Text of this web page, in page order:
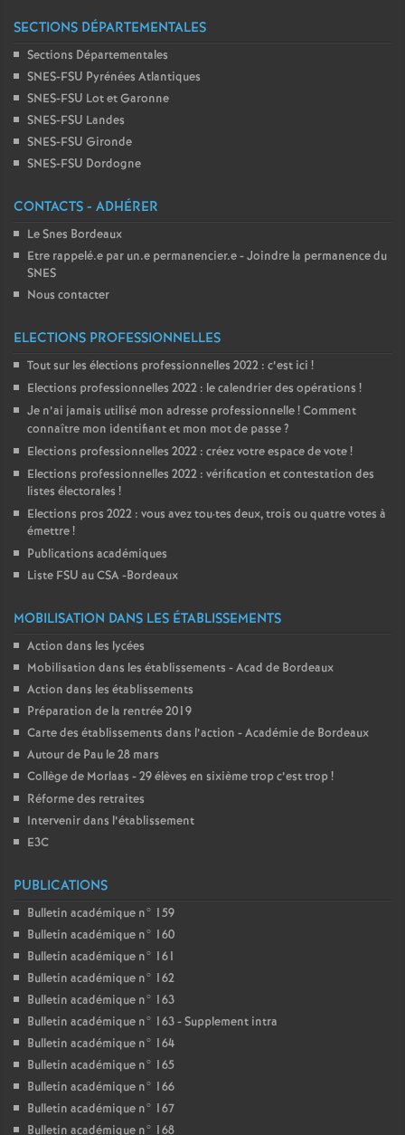
SECTIONS DÉPARTEMENTALES
Sections Départementales
SNES-FSU Pyrénées Atlantiques
SNES-FSU Lot et Garonne
SNES-FSU Landes
SNES-FSU Gironde
SNES-FSU Dordogne
CONTACTS - ADHÉRER
Le Snes Bordeaux
Etre rappelé.e par un.e permanencier.e - Joindre la permanence du
SNES
Nous contacter
ELECTIONS PROFESSIONNELLES
Tout sur les élections professionnelles 2022 : c’est ici !
Elections professionnelles 2022 : le calendrier des opérations !
Je n’ai jamais utilisé mon adresse professionnelle! Comment
connaître mon identifiant et mon mot de passe?
Elections professionnelles 2022 : créez votre espace de vote!
Elections professionnelles 2022 : vérification et contestation des
listes électorales !
Elections pros 2022 : vous avez tou·tes deux, trois ou quatre votes à
émettre!
Publications académiques
Liste FSU au CSA -Bordeaux
MOBILISATION DANS LES ÉTABLISSEMENTS
Action dans les lycées
Mobilisation dans les établissements - Acad de Bordeaux
Action dans les établissements
Préparation de la rentrée 2019
Carte des établissements dans l’action - Académie de Bordeaux
Autour de Pau le 28 mars
Collège de Morlaas - 29 élèves en sixième trop c’est trop!
Réforme des retraites
Intervenir dans l’établissement
E3C
PUBLICATIONS
Bulletin académique n° 159
Bulletin académique n° 160
Bulletin académique n° 161
Bulletin académique n° 162
Bulletin académique n° 163
Bulletin académique n° 163 - Supplement intra
Bulletin académique n° 164
Bulletin académique n° 165
Bulletin académique n° 166
Bulletin académique n° 167
Bulletin académique n° 168